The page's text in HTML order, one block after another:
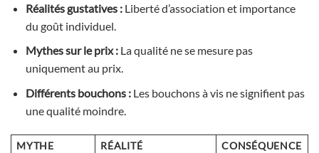
Réalités gustatives :Liberté d’association et importance
du goût individuel.
Mythes sur le prix :La qualité ne se mesure pas
uniquement au prix.
Différents bouchons :Les bouchons à vis ne signifient pas
une qualité moindre.
MYTHE RÉALITÉ
CONSÉQUENCE